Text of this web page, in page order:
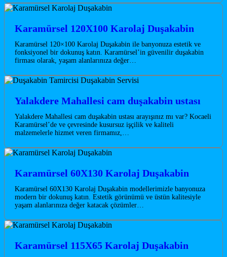
Karamürsel 120X100 Karolaj Duşakabin
Karamürsel 120×100 Karolaj Duşakabin ile banyonuza estetik ve
fonksiyonel bir dokunuş katın. Karamürsel’in güvenilir duşakabin
firması olarak, yaşam alanlarınıza değer…
Yalakdere Mahallesi cam duşakabin ustası
Yalakdere Mahallesi cam duşakabin ustası arayışınız mı var? Kocaeli
Karamürsel’de ve çevresinde kusursuz işçilik ve kaliteli
malzemelerle hizmet veren firmamız,…
Karamürsel 60X130 Karolaj Duşakabin
Karamürsel 60X130 Karolaj Duşakabin modellerimizle banyonuza
modern bir dokunuş katın. Estetik görünümü ve üstün kalitesiyle
yaşam alanlarınıza değer katacak çözümler…
Karamürsel 115X65 Karolaj Duşakabin